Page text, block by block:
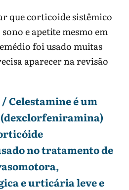
que corticoide sistêmico
e apetite mesmo em
foi usado muitas
aparecer na revisão
Celestamine é um
no tratamento de
e urticária leve e